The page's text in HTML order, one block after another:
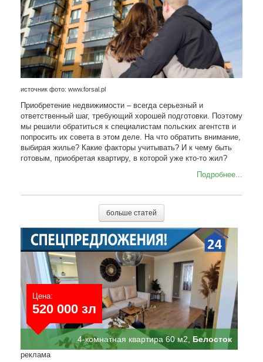
источник фото: www.forsal.pl
Приобретение недвижимости – всегда серьезный и
ответственный шаг, требующий хорошей подготовки. Поэтому
мы решили обратиться к специалистам польских агентств и
попросить их совета в этом деле. На что обратить внимание,
выбирая жилье? Какие факторы учитывать? И к чему быть
готовым, приобретая квартиру, в которой уже кто-то жил?
Подробнее...
больше статей
4-комнатная квартира 60 м2, Белосток
Цена:
520 000 зл
реклама